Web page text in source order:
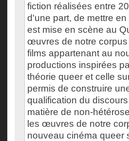
fiction réalisées entre
d'une part, de mettre
est mise en scène au
œuvres de notre
films appartenant au
productions inspirées
théorie queer et celle
permis de construire
qualification du
matière de non-
les œuvres de notre
nouveau cinéma queer